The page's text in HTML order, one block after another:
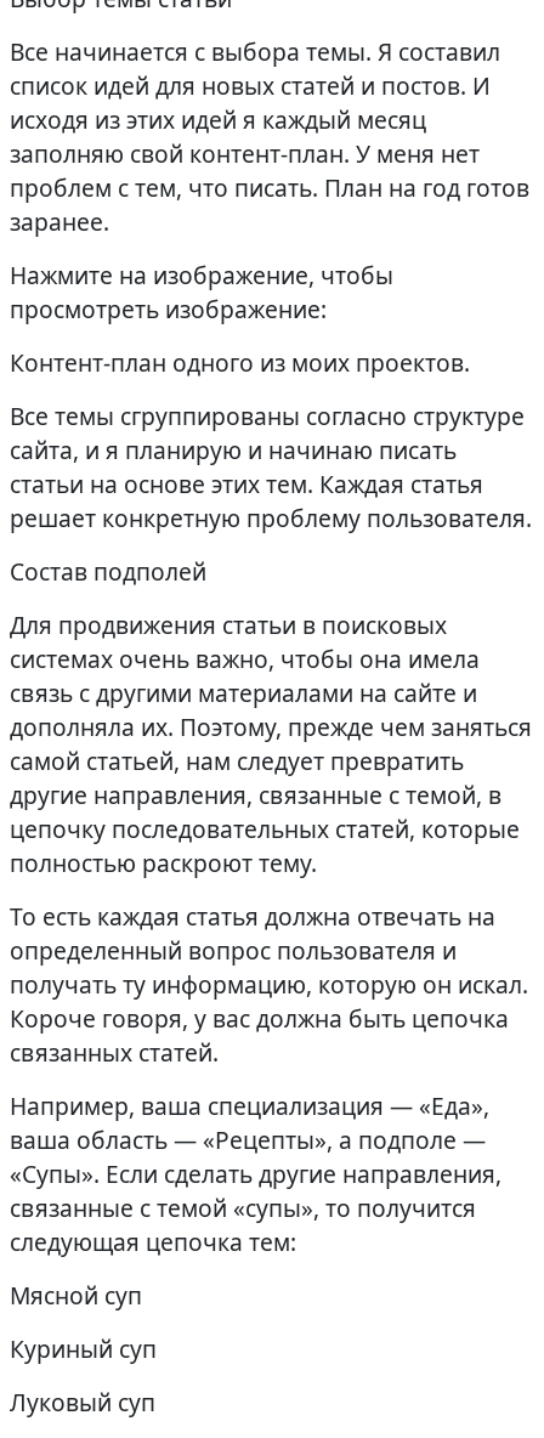
Все начинается с выбора темы. Я составил
список идей для новых статей и постов. И
исходя из этих идей я каждый месяц
заполняю свой контент-план. У меня нет
проблем с тем, что писать. План на год готов
заранее.
Нажмите на изображение, чтобы
просмотреть изображение:
Контент-план одного из моих проектов.
Все темы сгруппированы согласно структуре
сайта, и я планирую и начинаю писать
статьи на основе этих тем. Каждая статья
решает конкретную проблему пользователя.
Состав подполей
Для продвижения статьи в поисковых
системах очень важно, чтобы она имела
связь с другими материалами на сайте и
дополняла их. Поэтому, прежде чем заняться
самой статьей, нам следует превратить
другие направления, связанные с темой, в
цепочку последовательных статей, которые
полностью раскроют тему.
То есть каждая статья должна отвечать на
определенный вопрос пользователя и
получать ту информацию, которую он искал.
Короче говоря, у вас должна быть цепочка
связанных статей.
Например, ваша специализация — «Еда»,
ваша область — «Рецепты», а подполе —
«Супы». Если сделать другие направления,
связанные с темой «супы», то получится
следующая цепочка тем:
Мясной суп
Куриный суп
Луковый суп